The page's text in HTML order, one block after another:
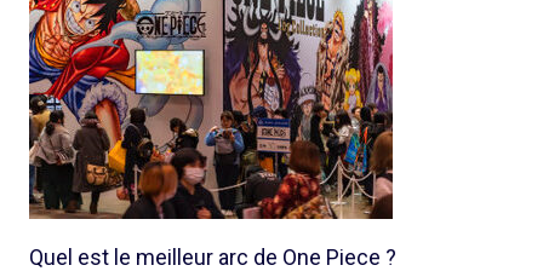
Quel est le meilleur arc de One Piece ?